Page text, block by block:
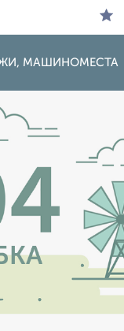
МАШИНОМЕСТА